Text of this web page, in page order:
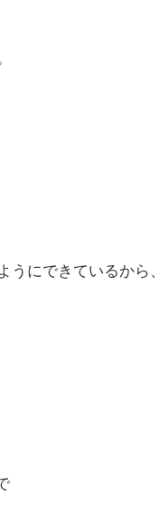
うにできているから、